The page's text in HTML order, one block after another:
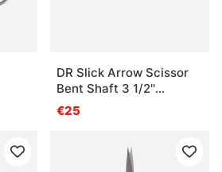
DR Slick Arrow Scissor
Bent Shaft 3 1/2''
Straight
€25